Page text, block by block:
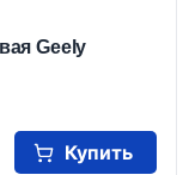
Geely
Купить